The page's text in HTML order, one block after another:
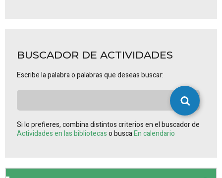
BUSCADOR DE ACTIVIDADES
Escribe la palabra o palabras que deseas buscar:
Si lo prefieres, combina distintos criterios en el buscador de
Actividades en las bibliotecaso buscaEn calendario